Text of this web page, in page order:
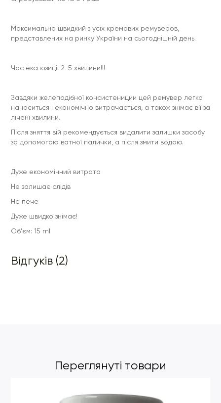
Максимально швидкий з усіх кремових ремуверов,
представлених на ринку України на сьогоднішній день.
Час експозиції 2-5 хвилини!!!
Завдяки желеподібної консистениции цей ремувер легко
наноситься і економічно витрачається, а також знімає вії за
лічені хвилини.
Після зняття вій рекомендується видалити залишки засобу
за допомогою ватної палички, а після змити водою.
Дуже економічний витрата
Не залишає слідів
Не пече
Дуже швидко знімає!
Об'єм: 15 ml
Відгуків (2)
Переглянуті товари